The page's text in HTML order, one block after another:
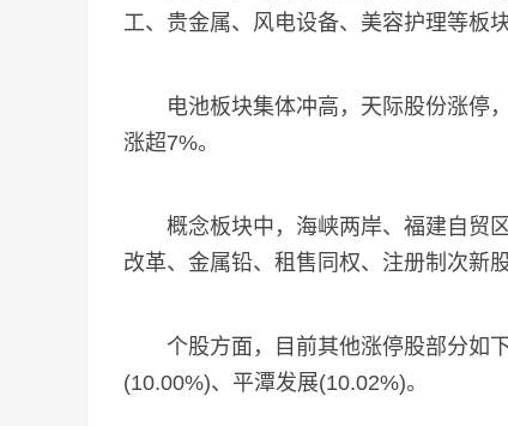
工、贵金属、风电设备、美容护理等板
电池板块集体冲高，天际股份涨停，
涨超7%。
概念板块中，海峡两岸、福建自贸区
改革、金属铅、租售同权、注册制次新
个股方面，目前其他涨停股部分如下
(10.00%)、平潭发展(10.02%)。